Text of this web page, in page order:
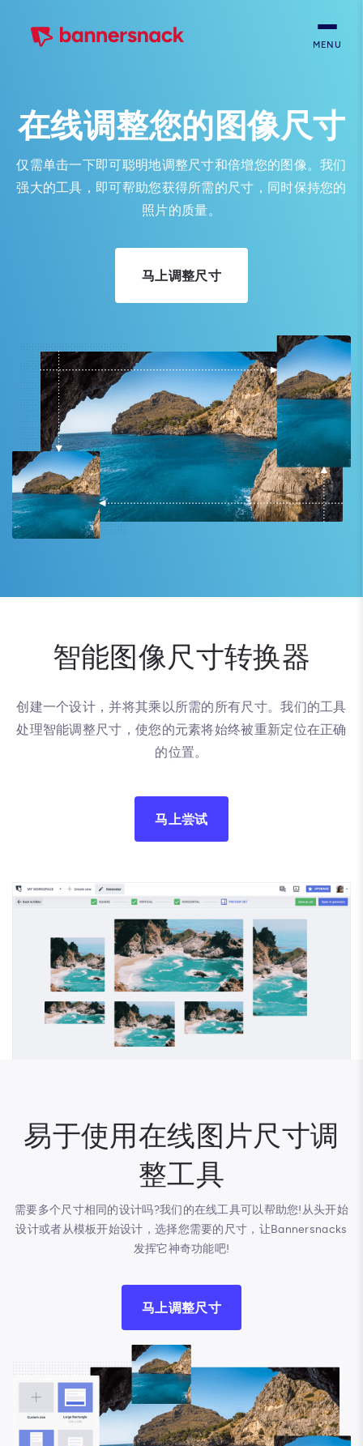
MENU
在线调整您的图像尺寸
仅需单击一下即可聪明地调整尺寸和倍增您的图像。我们
强大的工具，即可帮助您获得所需的尺寸，同时保持您的
照片的质量。
马上调整尺寸
智能图像尺寸转换器
创建一个设计，并将其乘以所需的所有尺寸。我们的工具
处理智能调整尺寸，使您的元素将始终被重新定位在正确
的位置。
马上尝试
易于使用在线图片尺寸调
整工具
需要多个尺寸相同的设计吗?我们的在线工具可以帮助您!从头开始
设计或者从模板开始设计，选择您需要的尺寸，让Bannersnacks
发挥它神奇功能吧!
马上调整尺寸